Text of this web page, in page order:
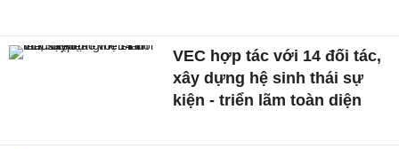
VEC hợp tác với 14 đối tác,
xây dựng hệ sinh thái sự
kiện - triển lãm toàn diện